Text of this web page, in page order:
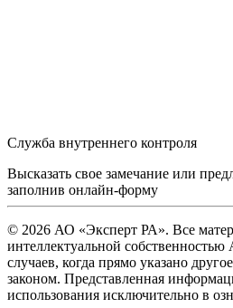
Служба внутреннего контроля
Высказать свое замечание или
заполнив онлайн-форму
© 2026 АО «Эксперт РА». Все
интеллектуальной
случаев, когда прямо указано
законом. Представленная
использования исключительно в